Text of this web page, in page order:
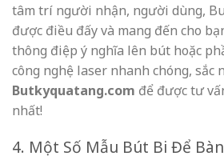
tâm trí người nhận, người dùng,
được điều đấy và mang đến cho
thông điệp ý nghĩa lên bút hoặc
công nghệ laser nhanh chóng, sắc
Butkyquatang.com để được tư
nhất!
4. Một Số Mẫu Bút Bi Để